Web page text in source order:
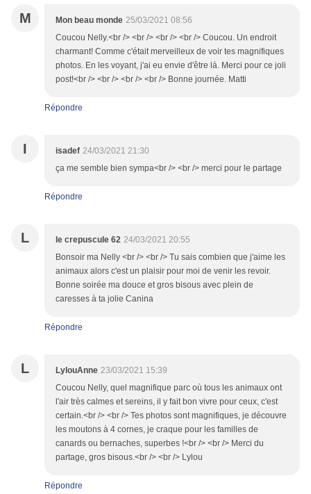
M Mon beau monde 25/03/2021 08:56
Coucou Nelly.<br /> <br /> <br /> <br /> Coucou. Un endroit
charmant! Comme c'était merveilleux de voir tes magnifiques
photos. En les voyant, j'ai eu envie d'être là. Merci pour ce joli
post!<br /> <br /> <br /> <br /> Bonne journée. Matti
Répondre
I isadef 24/03/2021 21:30
ça me semble bien sympa<br /> <br /> merci pour le partage
Répondre
L le crepuscule 62 24/03/2021 20:55
Bonsoir ma Nelly <br /> <br /> Tu sais combien que j'aime les
animaux alors c'est un plaisir pour moi de venir les revoir.
Bonne soirée ma douce et gros bisous avec plein de
caresses à ta jolie Canina
Répondre
L LylouAnne 23/03/2021 15:39
Coucou Nelly, quel magnifique parc où tous les animaux ont
l'air très calmes et sereins, il y fait bon vivre pour ceux, c'est
certain.<br /> <br /> Tes photos sont magnifiques, je découvre
les moutons à 4 cornes, je craque pour les familles de
canards ou bernaches, superbes !<br /> <br /> Merci du
partage, gros bisous.<br /> <br /> Lylou
Répondre